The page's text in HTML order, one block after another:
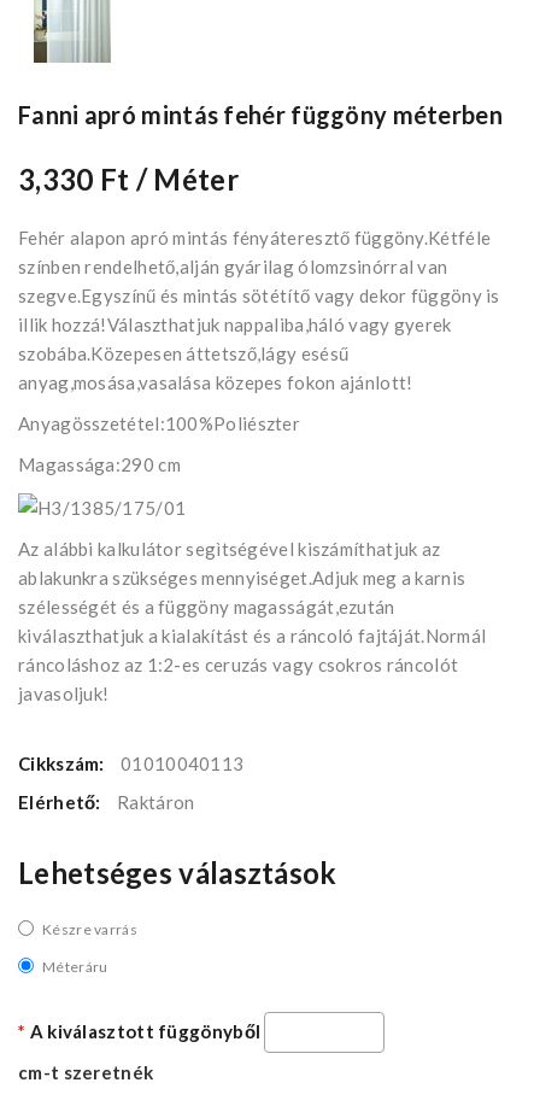
Fanni apró mintás fehér függöny méterben
3,330 Ft / Méter
Fehér alapon apró mintás fényáteresztő függöny.Kétféle
színben rendelhető,alján gyárilag ólomzsinórral van
szegve.Egyszínű és mintás sötétítő vagy dekor függöny is
illik hozzá!Választhatjuk nappaliba,háló vagy gyerek
szobába.Közepesen áttetsző,lágy esésű
anyag,mosása,vasalása közepes fokon ajánlott!
Anyagösszetétel:100%Poliészter
Magassága:290 cm
Az alábbi kalkulátor segìtségével kiszámíthatjuk az
ablakunkra szükséges mennyiséget.Adjuk meg a karnis
szélességét és a függöny magasságát,ezután
kiválaszthatjuk a kialakítást és a ráncoló fajtáját.Normál
ráncoláshoz az 1:2-es ceruzás vagy csokros ráncolót
javasoljuk!
Cikkszám:
01010040113
Elérhető:
Raktáron
Lehetséges választások
Készre varrás
Méteráru
A kiválasztott függönyből
cm-t szeretnék